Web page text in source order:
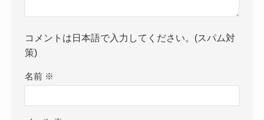
コメントは日本語で入力してください。(スパム対
策)
名前 ※